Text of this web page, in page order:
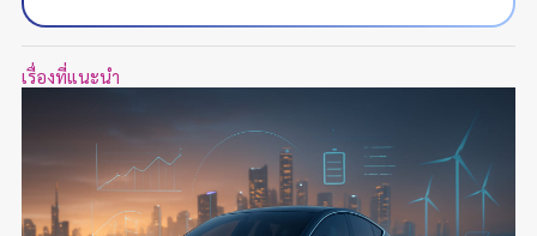
เรื่องที่แนะนำ